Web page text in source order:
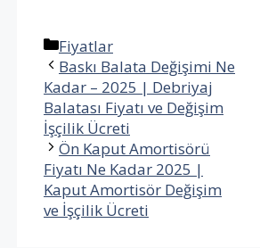
Kategoriler
Fiyatlar
Baskı Balata Değişimi Ne
Kadar – 2025 | Debriyaj
Balatası Fiyatı ve Değişim
İşçilik Ücreti
Ön Kaput Amortisörü
Fiyatı Ne Kadar 2025 |
Kaput Amortisör Değişim
ve İşçilik Ücreti